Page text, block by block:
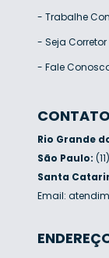
- Trabalhe
- Seja Corretor
- Fale
CONTATO
Rio Grande
São Paulo:
Santa
Email: